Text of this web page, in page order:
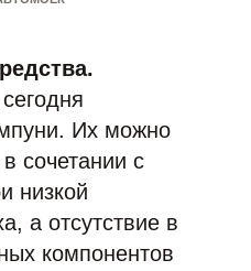
Их можно
сочетании с
низкой
а отсутствие в
компонентов